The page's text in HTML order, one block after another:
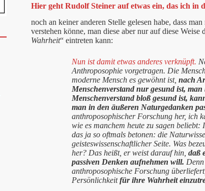
Hier geht Rudolf Steiner auf etwas ein, das ich in
noch an keiner anderen Stelle gelesen habe, dass
verstehen könne, man diese aber nur auf diese
Wahrheit“ eintreten kann:
Nun ist damit etwas anderes verknüpft.
Anthroposophie vorgetragen. Die
moderne Mensch es gewöhnt ist, nach
Menschenverstand nur gesund ist,
Menschenverstand bloß gesund ist,
man in den äußeren Naturgedanken
anthroposophischer Forschung her, ich
wie es manchem heute zu sagen
das ja so oftmals betonen: die
geisteswissenschaftlicher Seite. Was
her? Das heißt, er weist darauf hin, daß
passiven Denken aufnehmen will.
anthroposophische Forschung überliefert,
Persönlichkeitfür ihre Wahrheit